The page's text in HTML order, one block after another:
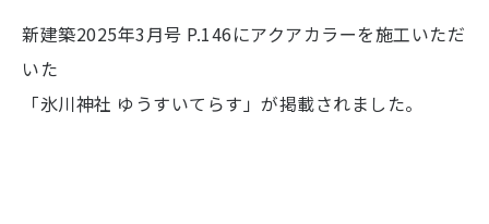
新建築2025年3月号 P.146にアクアカラーを施工いただ
いた
「氷川神社 ゆうすいてらす」が掲載されました。